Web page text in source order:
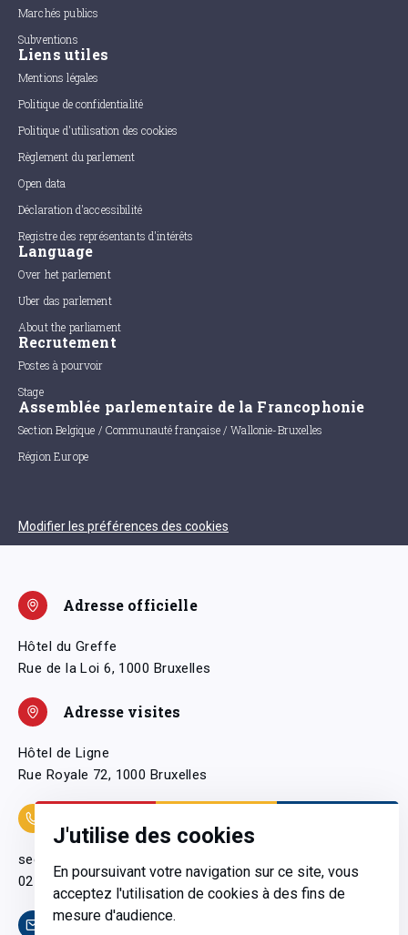
J'utilise des cookies
En poursuivant votre navigation sur ce site, vous
acceptez l'utilisation de cookies à des fins de
mesure d'audience.
Marchés publics
Subventions
Liens utiles
Mentions légales
Politique de confidentialité
Politique d'utilisation des cookies
Règlement du parlement
Open data
Déclaration d'accessibilité
Registre des représentants d'intérêts
Language
Over het parlement
Uber das parlement
About the parliament
Recrutement
Postes à pourvoir
Stage
Assemblée parlementaire de la Francophonie
Section Belgique / Communauté française / Wallonie-Bruxelles
Région Europe
Modifier les préférences des cookies
Adresse officielle
Hôtel du Greffe
Rue de la Loi 6, 1000 Bruxelles
Adresse visites
Hôtel de Ligne
Rue Royale 72, 1000 Bruxelles
secretariatgeneral@pfwb.be
02 506 38 11
Contact